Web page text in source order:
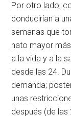
Por otro lado,
conducirían a
semanas que
nato mayor
a la vida y a la
desde las 24.
demanda;
unas
después (de